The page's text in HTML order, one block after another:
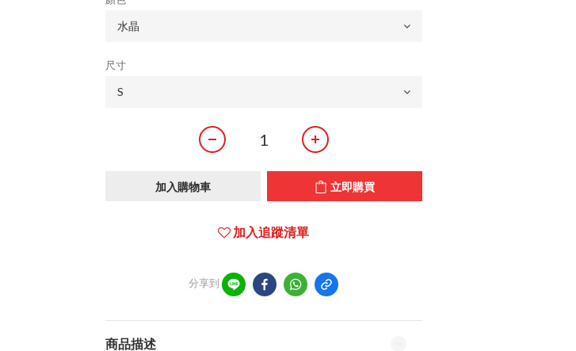
尺寸
加入購物車 立即購買
加入追蹤清單
分享到
商品描述